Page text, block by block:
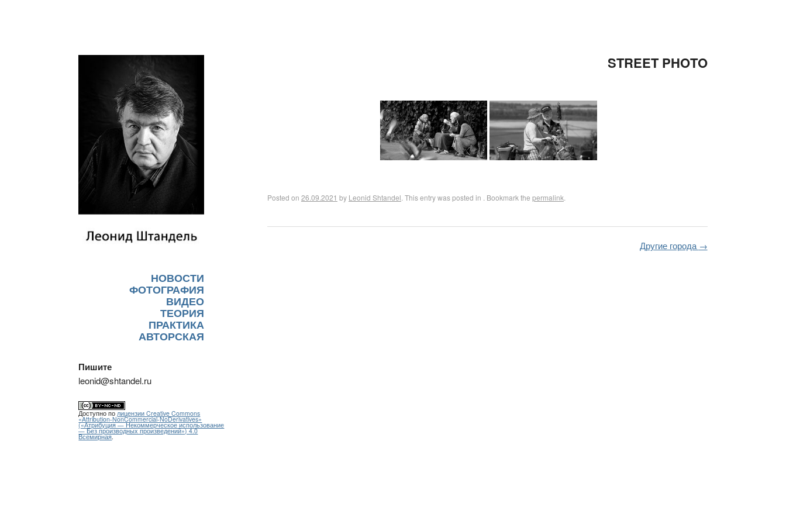
SKIP TO CONTENTНОВОСТИ
ФОТОГРАФИЯ
ВИДЕО
ТЕОРИЯ
ПРАКТИКА
АВТОРСКАЯ
STREET PHOTO
Posted on 26.09.2021 by Leonid Shtandel . This entry was posted in . Bookmark the permalink
Другие города →
Пишите
leonid@shtandel.ru
Доступно полицензии Creative Commons
«Attribution-NonCommercial-NoDerivatives»
(«Атрибуция — Некоммерческое использование
— Без производных произведений») 4.0
Всемирная.